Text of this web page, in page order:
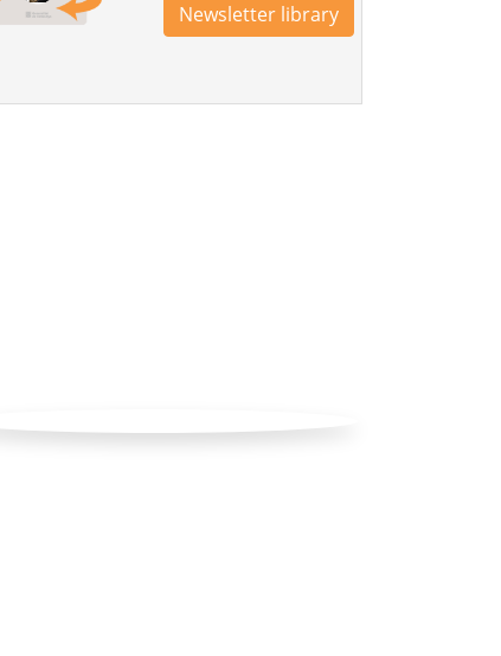
Newsletter library